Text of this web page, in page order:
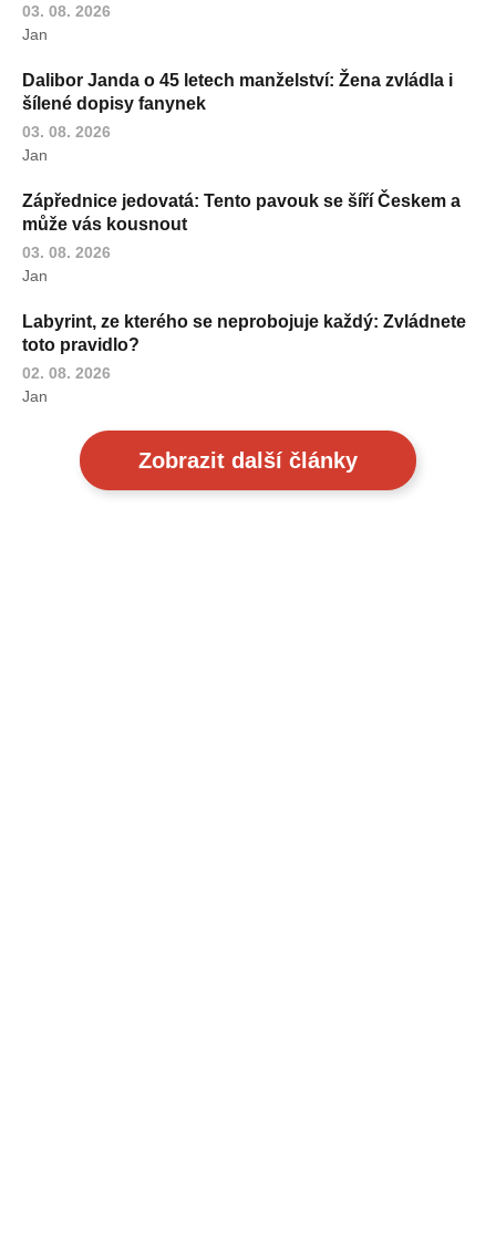
03. 08. 2026
Jan
Dalibor Janda o 45 letech manželství: Žena zvládla i
šílené dopisy fanynek
03. 08. 2026
Jan
Zápřednice jedovatá: Tento pavouk se šíří Českem a
může vás kousnout
03. 08. 2026
Jan
Labyrint, ze kterého se neprobojuje každý: Zvládnete
toto pravidlo?
02. 08. 2026
Jan
Zobrazit další články